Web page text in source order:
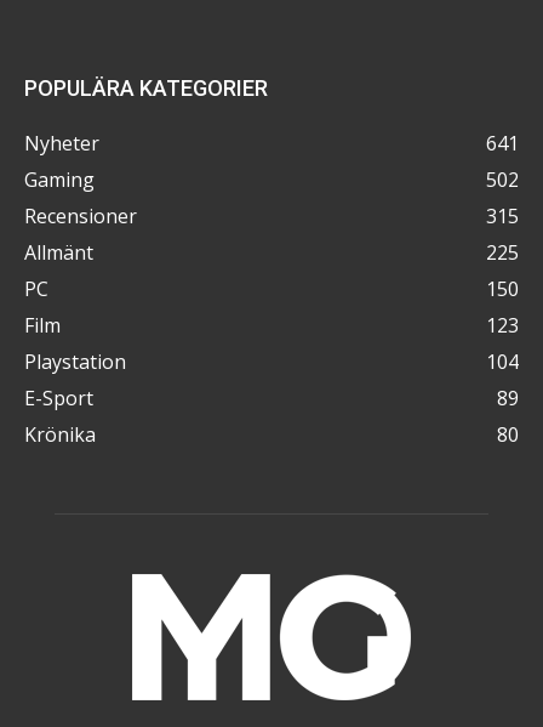
POPULÄRA KATEGORIER
Nyheter
641
Gaming
502
Recensioner
315
Allmänt
225
PC
150
Film
123
Playstation
104
E-Sport
89
Krönika
80